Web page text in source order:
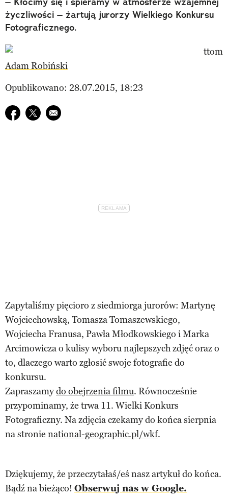
życzliwości – żartują jurorzy Wielkiego Konkursu
Fotograficznego.
Adam Robiński
Opublikowano: 28.07.2015, 18:23
Udostępnij na facebook
Udostępnij na twitter
E-mail do przyjaciela
Zapytaliśmy pięcioro z siedmiorga jurorów: Martynę
Wojciechowską, Tomasza Tomaszewskiego,
Wojciecha Franusa, Pawła Młodkowskiego i Marka
Arcimowicza o kulisy wyboru najlepszych zdjęć oraz o
to, dlaczego warto zgłosić swoje fotografie do
konkursu.
Zapraszamydo obejrzenia filmu. Równocześnie
przypominamy, że trwa 11. Wielki Konkurs
Fotograficzny. Na zdjęcia czekamy do końca sierpnia
na stronie national-geographic.pl/wkf.
Dziękujemy, że przeczytałaś/eś nasz artykuł do końca.
Bądź na bieżąco! Obserwuj nas w Google.